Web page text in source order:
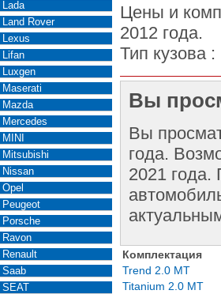
Lada
Land Rover
Lexus
Lifan
Luxgen
Maserati
Mazda
Mercedes
MINI
Mitsubishi
Nissan
Opel
Peugeot
Porsche
Ravon
Renault
Saab
SEAT
Цены и
2012 года.
Тип кузова :
Вы
Вы
года.
2021 года.
Комплектация
Trend 2.0 MT
Titanium 2.0 MT